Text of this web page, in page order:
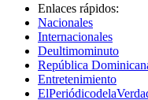
Enlaces rápidos:
Nacionales
Internacionales
Deultimominuto
República
Entretenimiento